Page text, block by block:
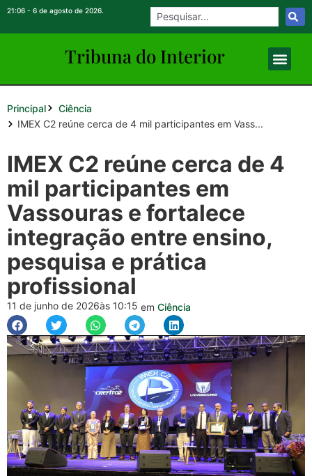
21:06 - 6 de agosto de 2026.
Tribuna do Interior
Principal
Ciência
IMEX C2 reúne cerca de 4 mil participantes em Vass...
IMEX C2 reúne cerca de 4
mil participantes em
Vassouras e fortalece
integração entre ensino,
pesquisa e prática
profissional
11 de junho de 2026às 10:15 em Ciência